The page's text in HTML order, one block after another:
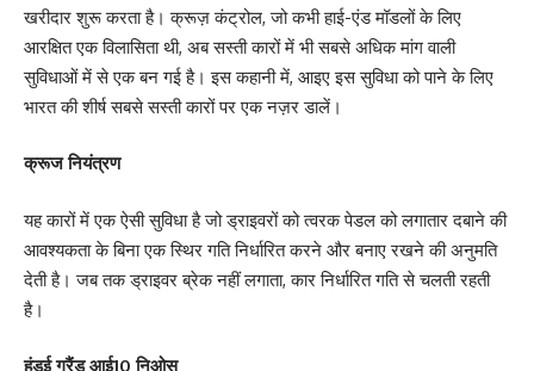
खरीदार शुरू करता है। क्रूज़ कंट्रोल, जो कभी हाई-एंड मॉडलों के लिए
आरक्षित एक विलासिता थी, अब सस्ती कारों में भी सबसे अधिक मांग वाली
सुविधाओं में से एक बन गई है। इस कहानी में, आइए इस सुविधा को पाने के लिए
भारत की शीर्ष सबसे सस्ती कारों पर एक नज़र डालें।
क्रूज नियंत्रण
यह कारों में एक ऐसी सुविधा है जो ड्राइवरों को त्वरक पेडल को लगातार दबाने की
आवश्यकता के बिना एक स्थिर गति निर्धारित करने और बनाए रखने की अनुमति
देती है। जब तक ड्राइवर ब्रेक नहीं लगाता, कार निर्धारित गति से चलती रहती
है।
हुंडई ग्रैंड आई10 निओस